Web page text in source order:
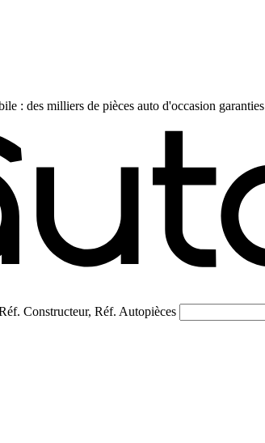
: des milliers de pièces auto d'occasion
Constructeur, Réf. Autopièces